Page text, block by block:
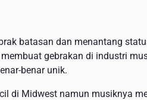
batasan dan menantang
gebrakan di industri
benar unik.
di Midwest namun musiknya